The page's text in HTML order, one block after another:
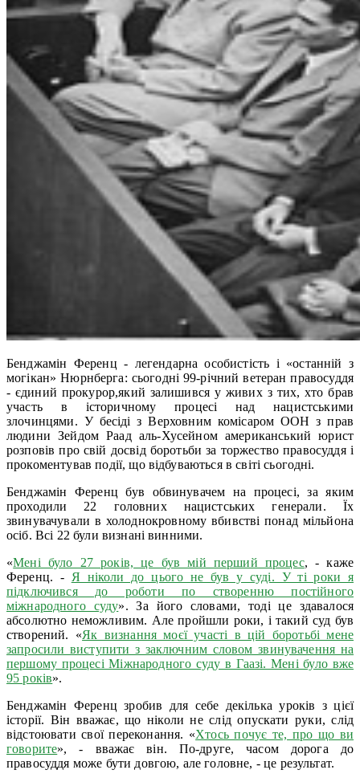
Бенджамін Ференц - легендарна особистість і «останній з
могікан» Нюрнберга: сьогодні 99-річний ветеран правосуддя
- єдиний прокурор,який залишився у живих з тих, хто брав
участь в історичному процесі над нацистськими
злочинцями. У бесіді з Верховним комісаром ООН з прав
людини Зейдом Раад аль-Хусейном американський юрист
розповів про свій досвід боротьби за торжество правосуддя і
прокоментував події, що відбуваються в світі сьогодні.
Бенджамін Ференц був обвинувачем на процесі, за яким
проходили 22 головних нацистських генерали. Їх
звинувачували в холоднокровному вбивстві понад мільйона
осіб. Всі 22 були визнані винними.
«Мені було 27 років, це був мій перший процес, - каже
Ференц. - Я ніколи до цього не був у суді. У ті роки я
підключився до роботи по створенню постійного
міжнародного суду». За його словами, тоді це здавалося
абсолютно неможливим. Але пройшли роки, і такий суд був
створений. «Як визнання моєї участі в цій боротьбі мене
запросили виступити з заключним словом звинувачення на
першому процесі Міжнародного суду в Гаазі. Мені було вже
95 років».
Бенджамін Ференц зробив для себе декілька уроків з цієї
історії. Він вважає, що ніколи не слід опускати руки, слід
відстоювати свої переконання. «Хтось почує те, про що ви
говорите», - вважає він. По-друге, часом дорога до
правосуддя може бути довгою, але головне, - це результат.